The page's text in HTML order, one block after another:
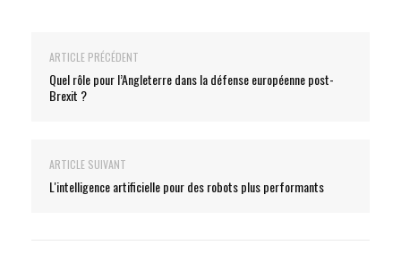
ARTICLE PRÉCÉDENT
Quel rôle pour l’Angleterre dans la défense européenne post-
Brexit ?
ARTICLE SUIVANT
L'intelligence artificielle pour des robots plus performants